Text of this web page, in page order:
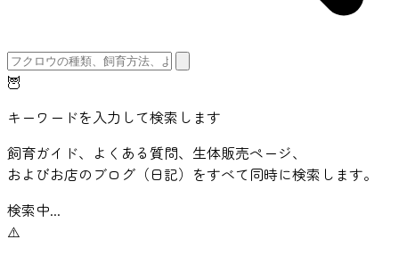
🦉
キーワードを入力して検索します
飼育ガイド、よくある質問、生体販売ページ、
およびお店のブログ（日記）をすべて同時に検索します。
検索中...
⚠️